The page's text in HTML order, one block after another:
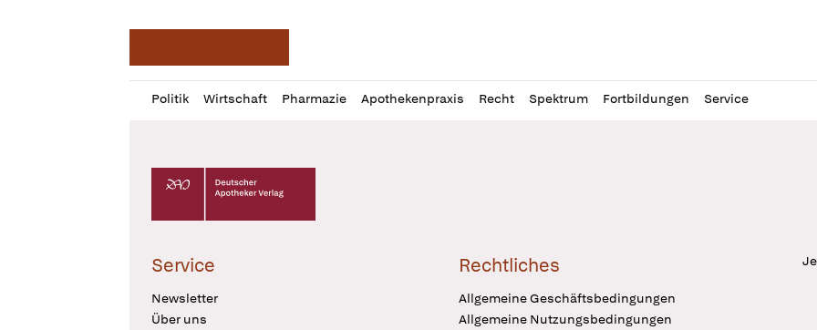
Politik Wirtschaft Pharmazie Apothekenpraxis Recht Spektrum Fortbildungen Service
Profil
öffnen
Daz
Pur
Deutscher Apotheker Verlag Logo
Service
Newsletter
Über uns
Rechtliches
Allgemeine Geschäftsbedingungen
Allgemeine Nutzungsbedingungen